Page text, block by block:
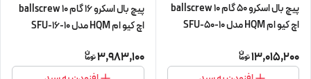
پیچ بال اسکرو 50 گام 10 ballscrew
اچ کیو ام HQM مدل SFU-50-10
13,015,200
پیچ بال اسکرو 16 گام 10 ballscrew
اچ کیو ام HQM مدل SFU-16-10
سی) (اورجینال وارداتی)
3,983,100